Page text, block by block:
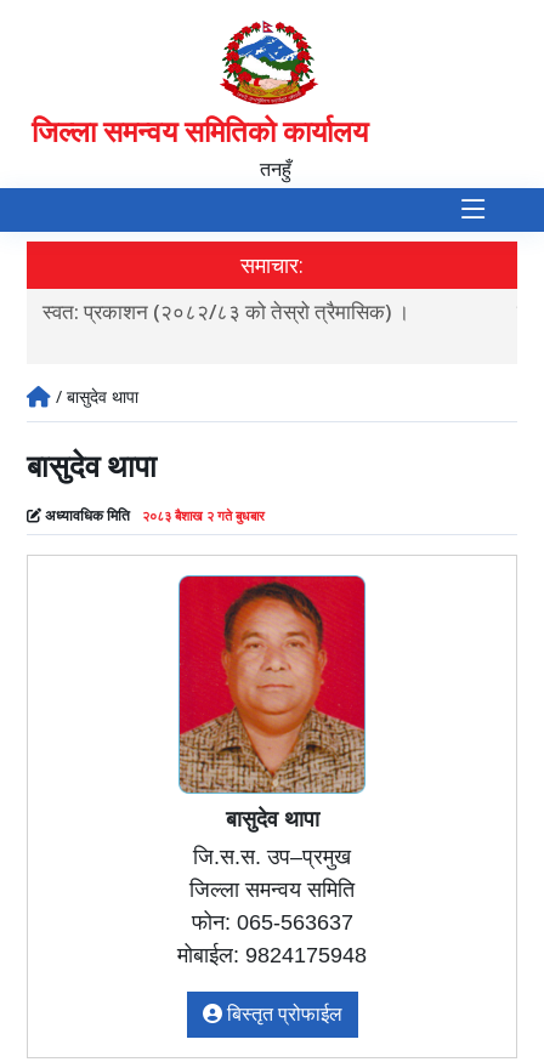
जिल्ला समन्वय समितिको कार्यालय
तनहुँ
समाचार:
स्वत: प्रकाशन (२०८२/८३ को तेस्रो त्रैमासिक) ।
/ बासुदेव थापा
बासुदेव थापा
अध्यावधिक मिति २०८३ बैशाख २ गते बुधबार
बासुदेव थापा
जि.स.स. उप–प्रमुख
जिल्ला समन्वय समिति
फोन: 065-563637
मोबाईल: 9824175948
बिस्तृत प्रोफाईल